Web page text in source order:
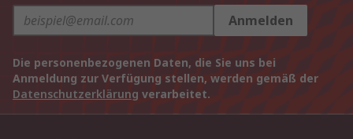
Anmelden
Die personenbezogenen Daten, die Sie uns bei
Anmeldung zur Verfügung stellen, werden gemäß der
Datenschutzerklärung verarbeitet.